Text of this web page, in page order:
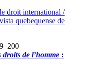
droit international /
quebequense de
de l’homme :